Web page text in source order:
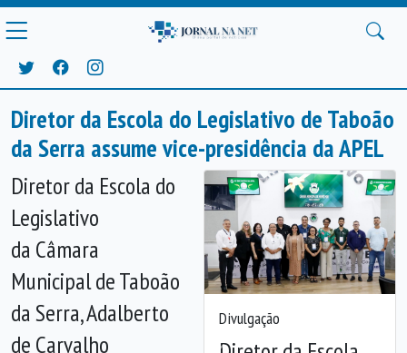
Diretor da Escola do Legislativo de Taboão
da Serra assume vice-presidência da APEL
Divulgação
Diretor da Escola do
Legislativo
da Câmara
Municipal de Taboão
da Serra, Adalberto
de Carvalho